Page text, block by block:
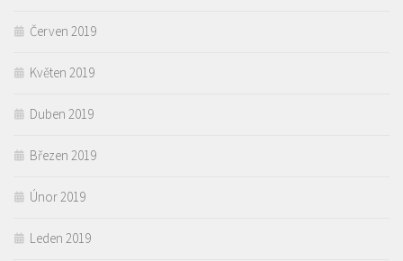
Červen 2019
Květen 2019
Duben 2019
Březen 2019
Únor 2019
Leden 2019